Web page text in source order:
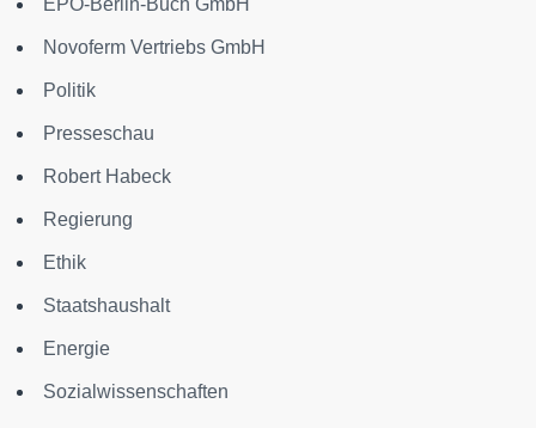
Novoferm Vertriebs GmbH
Politik
Presseschau
Robert Habeck
Regierung
Ethik
Staatshaushalt
Energie
Sozialwissenschaften